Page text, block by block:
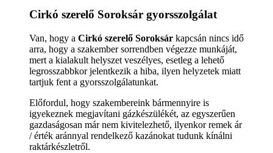
Cirkó szerelő Soroksár gyorsszolgálat
Van, hogy a Cirkó szerelő Soroksár kapcsán nincs idő
arra, hogy a szakember sorrendben végezze munkáját,
mert a kialakult helyszet veszélyes, esetleg a lehető
legrosszabbkor jelentkezik a hiba, ilyen helyzetek miatt
tartjuk fent a gyorsszolgálatunkat.
Előfordul, hogy szakembereink bármennyire is
igyekeznek megjavítani gázkészülékét, az egyszerűen
gazdaságosan már nem kivitelezhető, ilyenkor remek ár
/ érték aránnyal rendelkező kazánokat tudunk kínálni
raktárkészletről.